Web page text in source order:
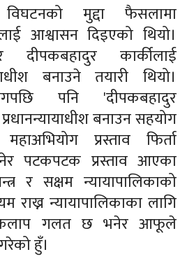
मुद्दा फैसलामा
आश्वासन दिइएको थियो।
दीपकबहादुर कार्कीलाई
बनाउने तयारी थियो।
पनि 'दीपकबहादुर
बनाउन सहयोग
प्रस्ताव फिर्ता
पटकपटक प्रस्ताव आएका
र सक्षम न्यायापालिकाको
राख्न न्यायापालिकाका लागि
गलत छ भनेर आफूले
हुँ।